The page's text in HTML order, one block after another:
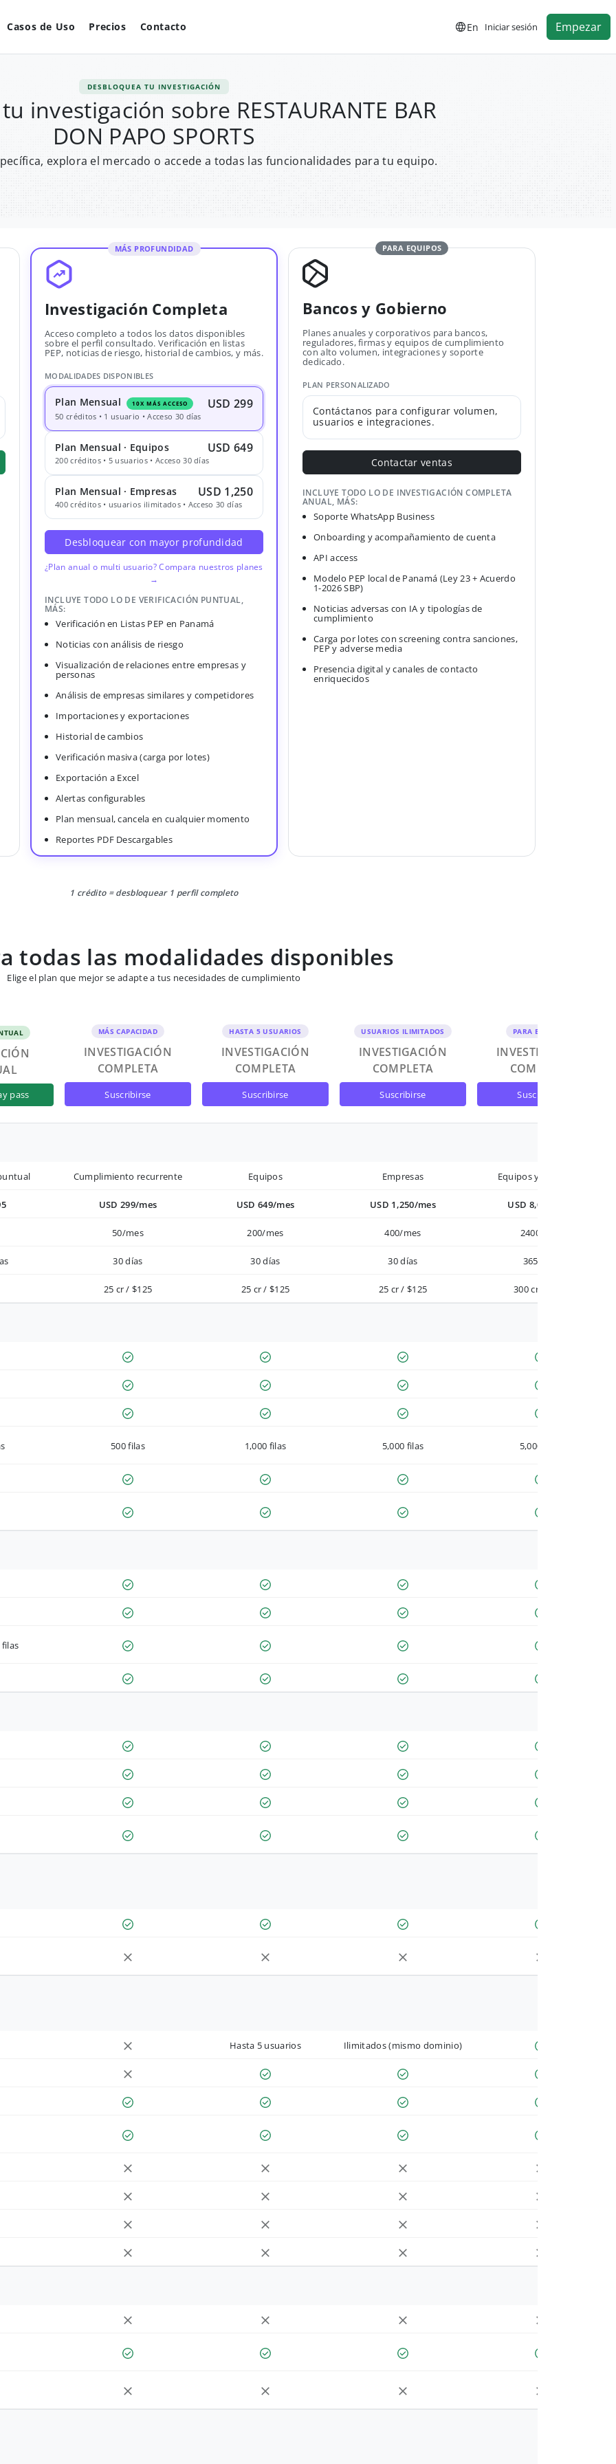
Casos de Uso Precios Contacto En Iniciar sesión Empezar
DESBLOQUEA TU INVESTIGACIÓN
investigación sobre RESTAURANTE BAR
DON PAPO SPORTS
explora el mercado o accede a todas las funcionalidades para tu equipo.
MÁS PROFUNDIDAD
Investigación Completa
Acceso completo a todos los datos disponibles
sobre el perfil consultado. Verificación en listas
PEP, noticias de riesgo, historial de cambios, y más.
MODALIDADES DISPONIBLES
Plan Mensual 10X MÁS ACCESO USD 299
50 créditos • 1 usuario • Acceso 30 días
Plan Mensual · Equipos USD 649
200 créditos • 5 usuarios • Acceso 30 días
Plan Mensual · Empresas USD 1,250
400 créditos • usuarios ilimitados • Acceso 30 días
Desbloquear con mayor profundidad
¿Plan anual o multi usuario? Compara nuestros planes
→
INCLUYE TODO LO DE VERIFICACIÓN PUNTUAL,
MÁS:
Verificación en Listas PEP en Panamá
Noticias con análisis de riesgo
Visualización de relaciones entre empresas y
personas
Análisis de empresas similares y competidores
Importaciones y exportaciones
Historial de cambios
Verificación masiva (carga por lotes)
Exportación a Excel
Alertas configurables
Plan mensual, cancela en cualquier momento
Reportes PDF Descargables
PARA EQUIPOS
Bancos y Gobierno
Planes anuales y corporativos para bancos,
reguladores, firmas y equipos de cumplimiento
con alto volumen, integraciones y soporte
dedicado.
PLAN PERSONALIZADO
Contáctanos para configurar volumen,
usuarios e integraciones.
Contactar ventas
INCLUYE TODO LO DE INVESTIGACIÓN COMPLETA
ANUAL, MÁS:
Soporte WhatsApp Business
Onboarding y acompañamiento de cuenta
API access
Modelo PEP local de Panamá (Ley 23 + Acuerdo
1-2026 SBP)
Noticias adversas con IA y tipologías de
cumplimiento
Carga por lotes con screening contra sanciones,
PEP y adverse media
Presencia digital y canales de contacto
enriquecidos
1 crédito = desbloquear 1 perfil completo
todas las modalidades disponibles
Elige el plan que mejor se adapte a tus necesidades de cumplimiento
pass
MÁS CAPACIDAD
INVESTIGACIÓN
COMPLETA
suscribirse
HASTA 5 USUARIOS
INVESTIGACIÓN
COMPLETA
suscribirse
USUARIOS ILIMITADOS
INVESTIGACIÓN
COMPLETA
suscribirse
PARA EQUIPOS
INVESTIGACIÓN
COMPLETA
suscribirse
Cumplimiento recurrente Equipos Empresas Equipos y Empresas
USD 299/mes USD 649/mes USD 1,250/mes USD 8,000/año
50/mes 200/mes 400/mes 2400/año
30 días 30 días 30 días 365 días
25 cr / $125 25 cr / $125 25 cr / $125 300 cr / $900
500 filas 1,000 filas 5,000 filas 5,000 filas
filas
Hasta 5 usuarios Ilimitados (mismo dominio)